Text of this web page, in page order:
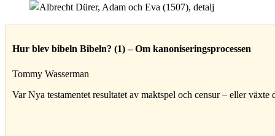
Hur blev bibeln Bibeln? (1) – Om kanoniseringsprocessen
Tommy Wasserman
Var Nya testamentet resultatet av maktspel och censur – eller växte